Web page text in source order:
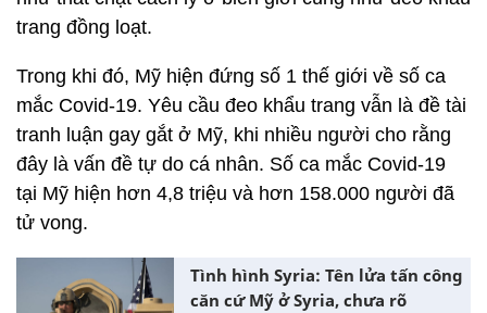
trang đồng loạt.
Trong khi đó, Mỹ hiện đứng số 1 thế giới về số ca
mắc Covid-19. Yêu cầu đeo khẩu trang vẫn là đề tài
tranh luận gay gắt ở Mỹ, khi nhiều người cho rằng
đây là vấn đề tự do cá nhân. Số ca mắc Covid-19
tại Mỹ hiện hơn 4,8 triệu và hơn 158.000 người đã
tử vong.
Tình hình Syria: Tên lửa tấn công
căn cứ Mỹ ở Syria, chưa rõ